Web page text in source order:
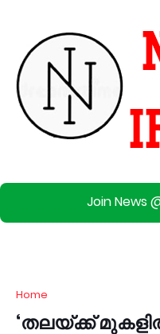
Join News
Home
‘തലയ്ക്ക്